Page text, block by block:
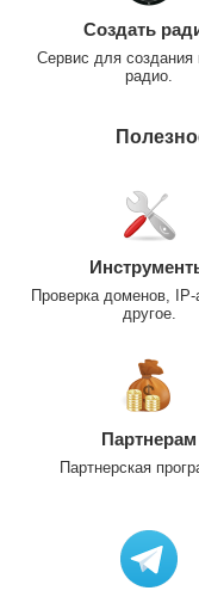
Создать
Сервис для создания
радио.
Проверка доменов, IP-
другое.
Партнерам
Партнерская